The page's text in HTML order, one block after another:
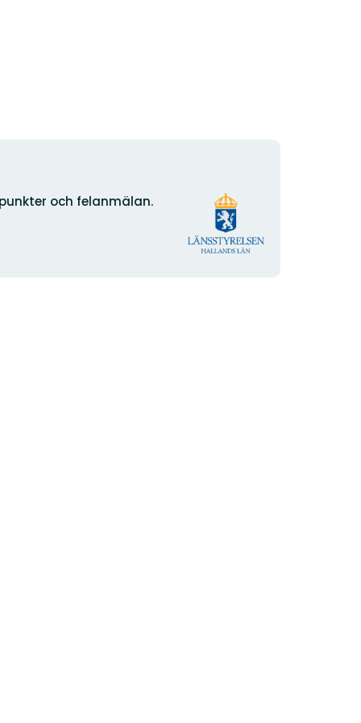
och felanmälan.
Organisationens
logotyp